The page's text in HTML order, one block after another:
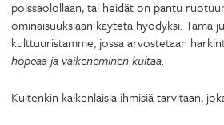
poissaolollaan, tai heidät on pantu
ominaisuuksiaan käytetä hyödyksi. Tämä
kulttuuristamme, jossa arvostetaan
hopeaa ja vaikeneminen kultaa.
Kuitenkin kaikenlaisia ihmisiä tarvitaan,